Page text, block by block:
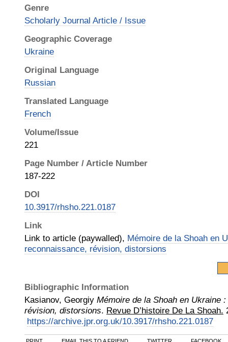
Genre
Scholarly Journal Article / Issue
Geographic Coverage
Ukraine
Original Language
Russian
Translated Language
French
Volume/Issue
221
Page Number / Article Number
187-222
DOI
10.3917/rhsho.221.0187
Link
Link to article (paywalled), Mémoire de la Shoah en
reconnaissance, révision, distorsions
Bibliographic Information
Kasianov, Georgiy Mémoire de la Shoah en Ukraine
révision, distorsions. Revue D’histoire De La Shoah.
https://archive.jpr.org.uk/10.3917/rhsho.221.0187